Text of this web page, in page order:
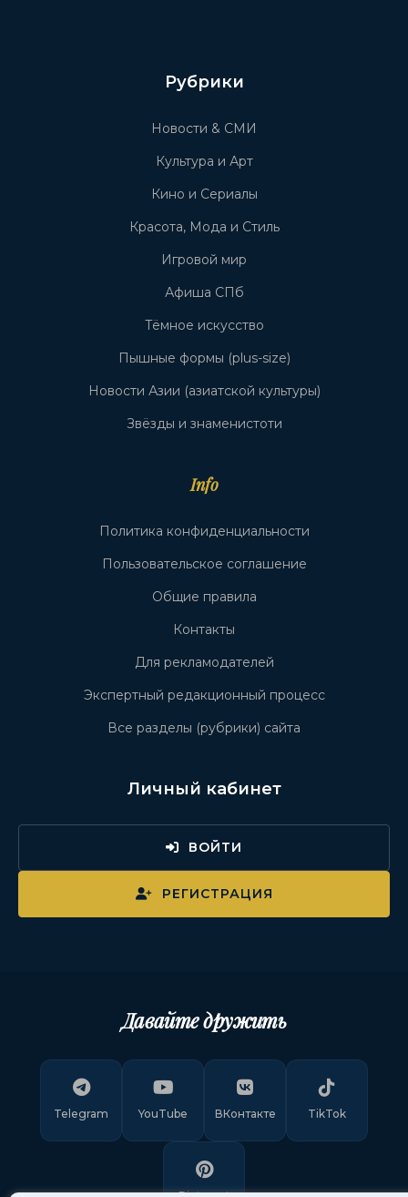
Рубрики
Новости & СМИ
Культура и Арт
Кино и Сериалы
Красота, Мода и Стиль
Игровой мир
Афиша СПб
Тёмное искусство
Пышные формы (plus-size)
Новости Азии (азиатской культуры)
Звёзды и знаменистоти
Info
Политика конфиденциальности
Пользовательское соглашение
Общие правила
Контакты
Для рекламодателей
Экспертный редакционный процесс
Все разделы (рубрики) сайта
Личный кабинет
ВОЙТИ
РЕГИСТРАЦИЯ
Давайте дружить
Telegram YouTube ВКонтакте TikTok